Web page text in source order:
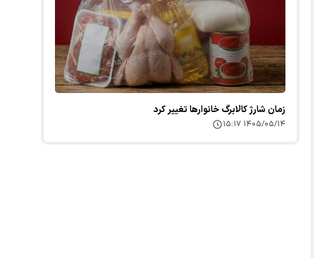
زمان شارژ کالابرگ خانوارها تغییر کرد
۱۴۰۵/۰۵/۱۴ ۱۵:۱۷